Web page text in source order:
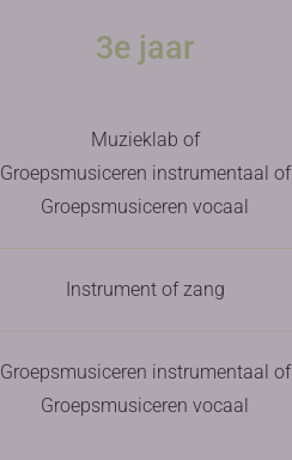
3e jaar
Muzieklab of
Groepsmusiceren instrumentaal of
Groepsmusiceren vocaal
Instrument of zang
Groepsmusiceren instrumentaal of
Groepsmusiceren vocaal